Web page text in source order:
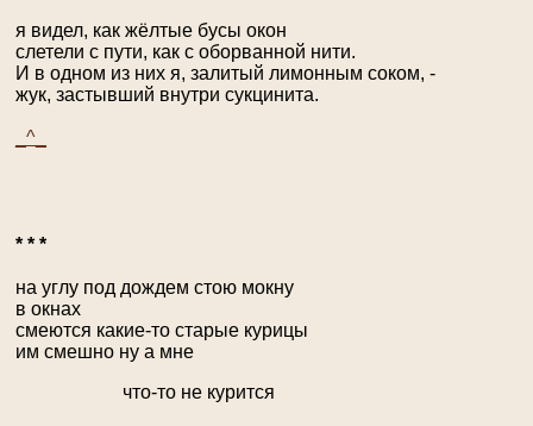
я видел, как жёлтые бусы окон
слетели с пути, как с оборванной нити.
И в одном из них я, залитый лимонным соком, -
жук, застывший внутри сукцинита.
_^_
* * *
на углу под дождем стою мокну
в окнах
смеются какие-то старые курицы
им смешно ну а мне
что-то не курится